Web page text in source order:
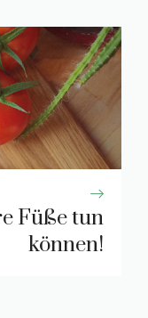
Füße tun
können!